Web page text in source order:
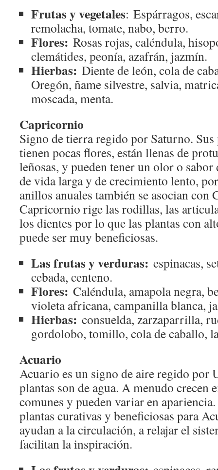
Frutas y vegetales: Espárragos,
remolacha, tomate, nabo, berro.
Flores: Rosas rojas, caléndula,
clemátides, peonía, azafrán, jazmín.
Hierbas: Diente de león, cola de
Oregón, ñame silvestre, salvia,
moscada, menta.
Capricornio
Signo de tierra regido por Saturno.
tienen pocas flores, están llenas de
leñosas, y pueden tener un olor o sabor
de vida larga y de crecimiento lento,
anillos anuales también se asocian con
Capricornio rige las rodillas, las
los dientes por lo que las plantas con
puede ser muy beneficiosas.
Las frutas y verduras: espinacas,
cebada, centeno.
Flores: Caléndula, amapola negra,
violeta africana, campanilla blanca,
Hierbas: consuelda, zarzaparrilla,
gordolobo, tomillo, cola de caballo,
Acuario
Acuario es un signo de aire regido por
plantas son de agua. A menudo crecen
comunes y pueden variar en
plantas curativas y beneficiosas para
ayudan a la circulación, a relajar el
facilitan la inspiración.